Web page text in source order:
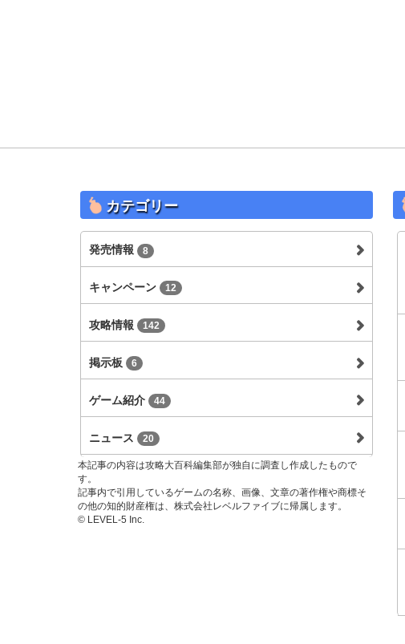
カテゴリー
発売情報 8
キャンペーン 12
攻略情報 142
掲示板 6
ゲーム紹介 44
ニュース 20
本記事の内容は攻略大百科編集部が独自に調査し作成したもので
す。
記事内で引用しているゲームの名称、画像、文章の著作権や商標そ
の他の知的財産権は、株式会社レベルファイブに帰属します。
© LEVEL-5 Inc.